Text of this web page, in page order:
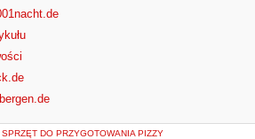
SPRZĘT DO PRZYGOTOWANIA PIZZY